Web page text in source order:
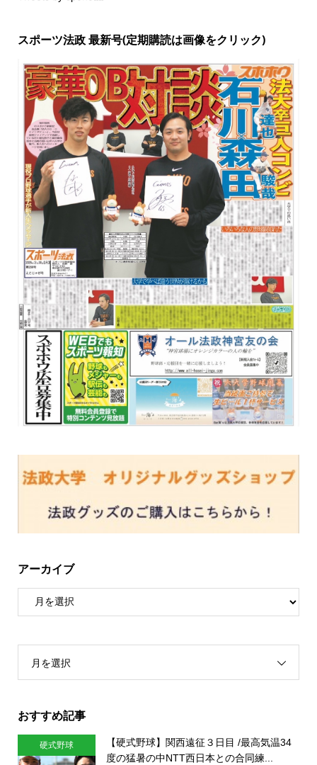
スポーツ法政 最新号(定期購読は画像をクリック)
アーカイブ
月を選択
おすすめ記事
硬式野球
【硬式野球】関西遠征３日目 /最高気温34
度の猛暑の中NTT西日本との合同練...